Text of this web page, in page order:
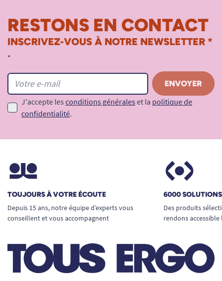
RESTONS EN CONTACT
INSCRIVEZ-VOUS À NOTRE NEWSLETTER *
*
J'accepte les conditions générales et la politique de
confidentialité.
TOUJOURS À VOTRE ÉCOUTE
Depuis 15 ans, notre équipe d’experts vous
conseillent et vous accompagnent
6000
Des produits
rendons